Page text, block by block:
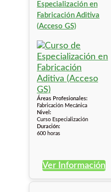
Especialización en
Fabricación Aditiva
(Acceso GS)
Áreas Profesionales:
Fabricación Mecánica
Nivel:
Curso Especialización
Duración:
600 horas
Ver Información